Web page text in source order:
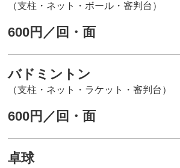
（支柱・ネット・ボール・審判台）
600円／回・面
バドミントン
（支柱・ネット・ラケット・審判台）
600円／回・面
卓球